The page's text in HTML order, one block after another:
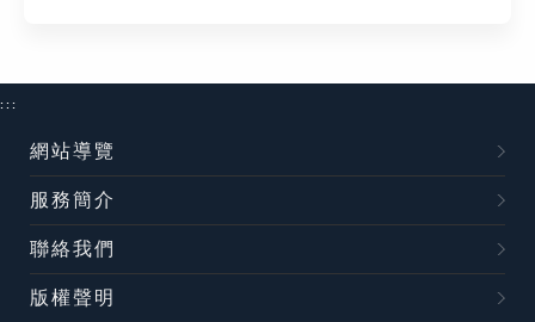
:::
網站導覽
服務簡介
聯絡我們
版權聲明